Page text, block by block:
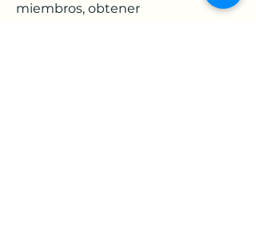
miembros, obtener